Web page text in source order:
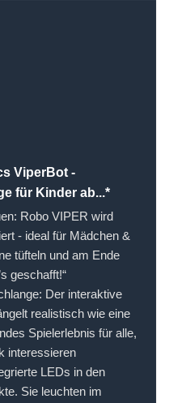
ViperBot -
für Kinder ab...*
Robo VIPER wird
- ideal für Mädchen &
tüfteln und am Ende
geschafft!“
Der interaktive
realistisch wie eine
Spielerlebnis für alle,
interessieren
LEDs in den
Sie leuchten im